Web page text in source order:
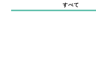
すべて